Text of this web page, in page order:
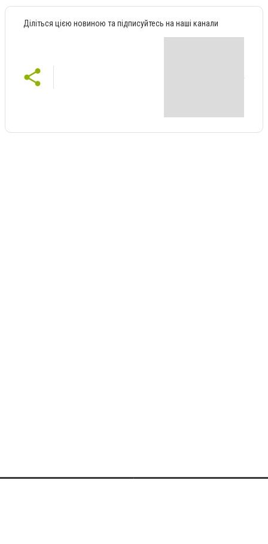
Діліться цією новиною та підписуйтесь на наші канали